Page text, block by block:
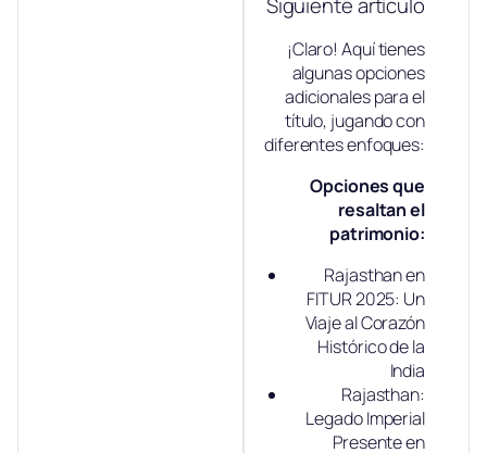
Siguiente artículo
¡Claro! Aquí tienes
algunas opciones
adicionales para el
título, jugando con
diferentes enfoques:
Opciones que
resaltan el
patrimonio:
Rajasthan en
FITUR 2025: Un
Viaje al Corazón
Histórico de la
India
Rajasthan:
Legado Imperial
Presente en